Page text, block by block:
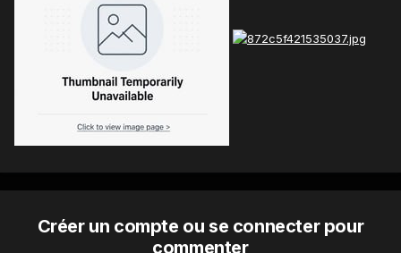
Créer un compte ou se connecter pour
commenter